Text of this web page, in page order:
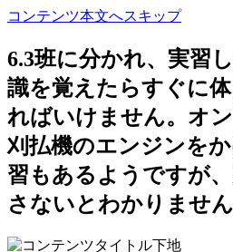
コンテンツ本文へスキップ
6.3班に分かれ、実習
識を覚えたらすぐに
ればいけません。オ
刈払機のエンジンを
習もあるようですが
さないとわかりません